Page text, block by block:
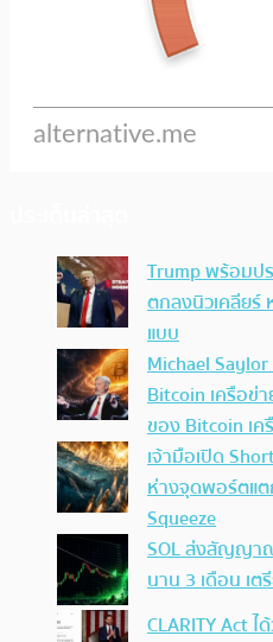
Trump พร้อมป
ตกลงนิวเคลียร์
แบบ
Michael
Bitcoin เครือข่
ของ Bitcoin เ
เจ้ามือเปิด
ห่างจุดพอร์ตแต
Squeeze
SOL ส่งสัญญา
นาน 3 เดือน เ
CLARITY Act